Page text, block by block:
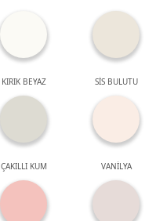
KIRIK BEYAZ SİS BULUTU
ÇAKILLI KUM VANİLYA